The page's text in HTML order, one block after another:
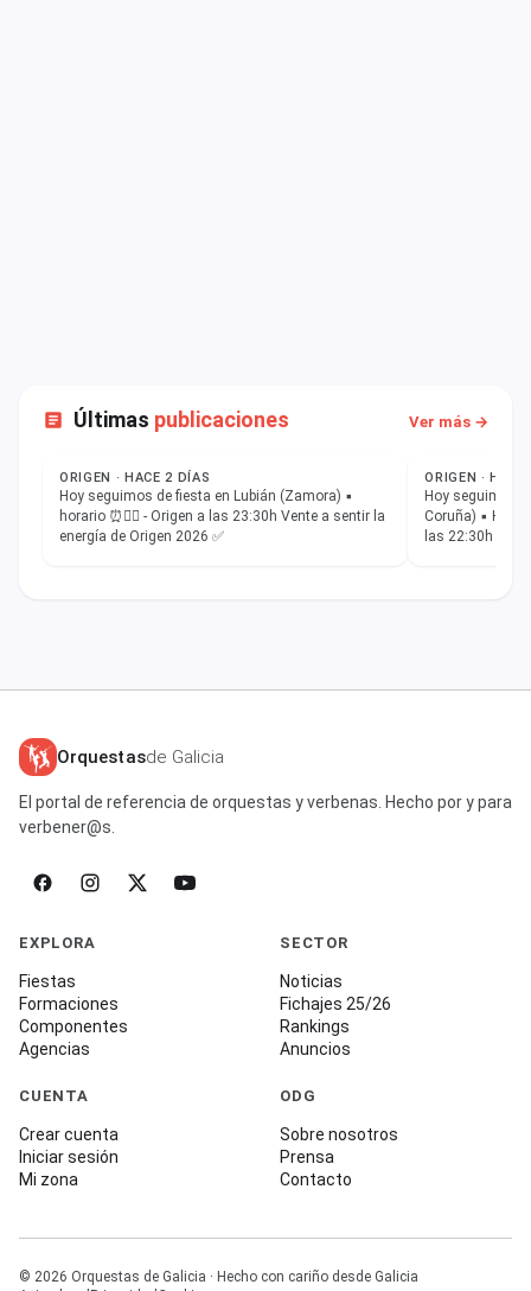
Últimas publicaciones Ver más →
ESTADO
ORIGEN · HACE 2 DÍAS
Hoy seguimos de fiesta en Lubián (Zamora) ▪︎
horario ⏰️👇🏼 - Origen a las 23:30h Vente a sentir la
energía de Origen 2026 ✅️
ESTADO
ORIGEN ·
Hoy seguimos
Coruña) ▪︎
las 22:30h -
Orquestasde Galicia
El portal de referencia de orquestas y verbenas. Hecho por y para
verbener@s.
EXPLORA
Fiestas
Formaciones
Componentes
Agencias
SECTOR
Noticias
Fichajes 25/26
Rankings
Anuncios
CUENTA
Crear cuenta
Iniciar sesión
Mi zona
ODG
Sobre nosotros
Prensa
Contacto
© 2026 Orquestas de Galicia · Hecho con cariño desde Galicia